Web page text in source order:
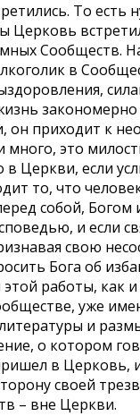
То
Сообществ.
в
он приходит к
много, это
Церкви, если
то, что
собой,
и
свою
Бога об
этой работы,
уже
и
о котором
в Церковь,
своей
– вне Церкви.